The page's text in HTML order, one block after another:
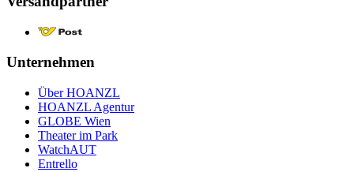
Unternehmen
Über HOANZL
HOANZL Agentur
GLOBE Wien
Theater im Park
WatchAUT
Entrello